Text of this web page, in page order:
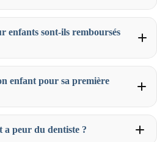
enfants sont-ils remboursés
enfant pour sa première
a peur du dentiste ?